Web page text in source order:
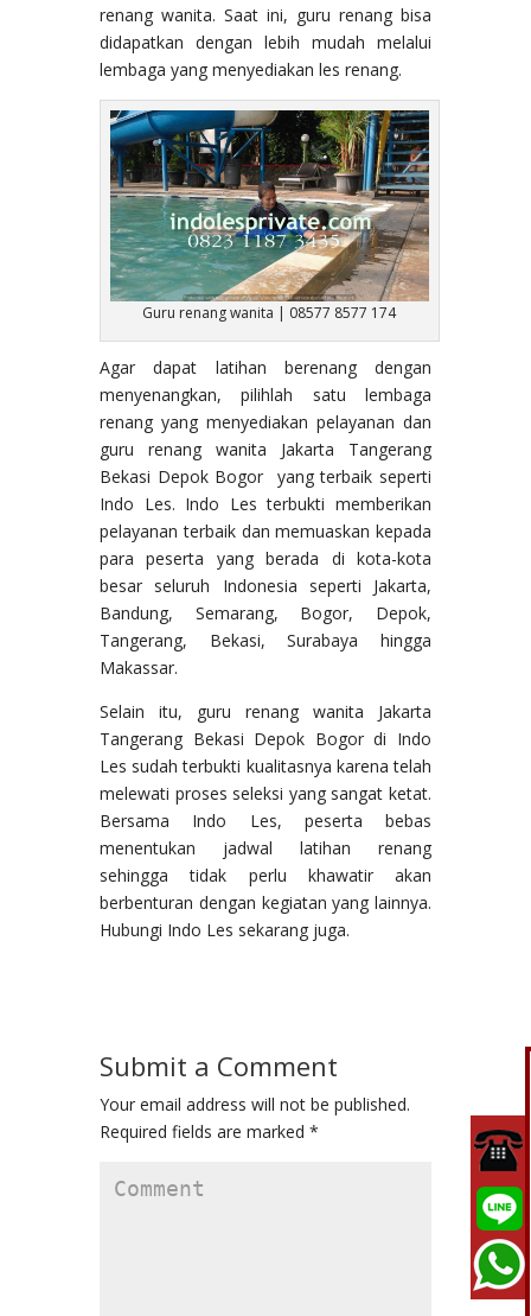
renang wanita. Saat ini, guru renang bisa
didapatkan dengan lebih mudah melalui
lembaga yang menyediakan les renang.
Guru renang wanita | 08577 8577 174
Agar dapat latihan berenang dengan
menyenangkan, pilihlah satu lembaga
renang yang menyediakan pelayanan dan
guru renang wanita Jakarta Tangerang
Bekasi Depok Bogor yang terbaik seperti
Indo Les. Indo Les terbukti memberikan
pelayanan terbaik dan memuaskan kepada
para peserta yang berada di kota-kota
besar seluruh Indonesia seperti Jakarta,
Bandung, Semarang, Bogor, Depok,
Tangerang, Bekasi, Surabaya hingga
Makassar.
Selain itu, guru renang wanita Jakarta
Tangerang Bekasi Depok Bogor di Indo
Les sudah terbukti kualitasnya karena telah
melewati proses seleksi yang sangat ketat.
Bersama Indo Les, peserta bebas
menentukan jadwal latihan renang
sehingga tidak perlu khawatir akan
berbenturan dengan kegiatan yang lainnya.
Hubungi Indo Les sekarang juga.
Submit a Comment
Your email address will not be published.
Required fields are marked *